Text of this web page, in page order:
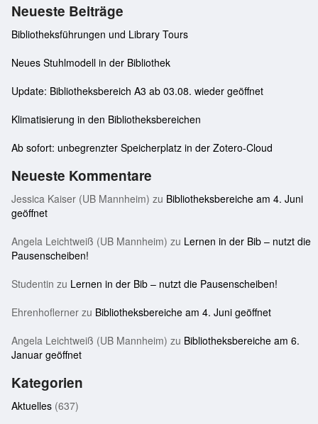
Neueste Beiträge
Bibliotheksführungen und Library Tours
Neues Stuhlmodell in der Bibliothek
Update: Bibliotheksbereich A3 ab 03.08. wieder geöffnet
Klimatisierung in den Bibliotheksbereichen
Ab sofort: unbegrenzter Speicherplatz in der Zotero-Cloud
Neueste Kommentare
Jessica Kaiser (UB Mannheim) zu Bibliotheksbereiche am 4. Juni
geöffnet
Angela Leichtweiß (UB Mannheim) zu Lernen in der Bib – nutzt die
Pausenscheiben!
Studentin zu Lernen in der Bib – nutzt die Pausenscheiben!
Ehrenhoflerner zu Bibliotheksbereiche am 4. Juni geöffnet
Angela Leichtweiß (UB Mannheim) zu Bibliotheksbereiche am 6.
Januar geöffnet
Kategorien
Aktuelles (637)